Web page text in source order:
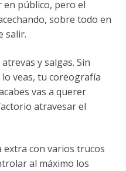
público, pero el
sobre todo en
salir.
y salgas. Sin
veas, tu coreografía
vas a querer
atravesar el
extra con varios trucos
al máximo los